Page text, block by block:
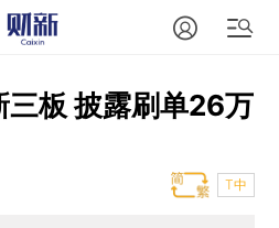
三板 披露刷单26万
T中